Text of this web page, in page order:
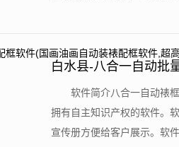
白水县-八合一自动批
软件简介八合一自动裱
拥有自主知识产权的软件。
宣传册方便给客户展示。软